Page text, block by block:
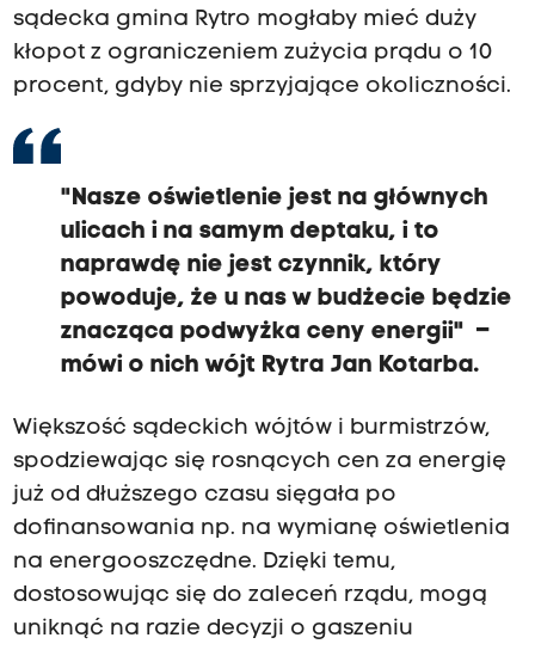
sądecka gmina Rytro mogłaby mieć duży
kłopot z ograniczeniem zużycia prądu o 10
procent, gdyby nie sprzyjające okoliczności.
"Nasze oświetlenie jest na głównych
ulicach i na samym deptaku, i to
naprawdę nie jest czynnik, który
powoduje, że u nas w budżecie będzie
znacząca podwyżka ceny energii" –
mówi o nich wójt Rytra Jan Kotarba.
Większość sądeckich wójtów i burmistrzów,
spodziewając się rosnących cen za energię
już od dłuższego czasu sięgała po
dofinansowania np. na wymianę oświetlenia
na energooszczędne. Dzięki temu,
dostosowując się do zaleceń rządu, mogą
uniknąć na razie decyzji o gaszeniu